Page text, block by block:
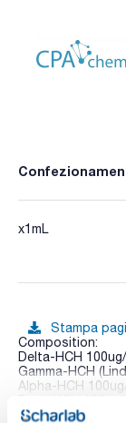
x1mL
Stampa
Composition:
Delta-HCH
Gamma-HCH
Alpha-HCH
Beta-HCH
Vedi di più